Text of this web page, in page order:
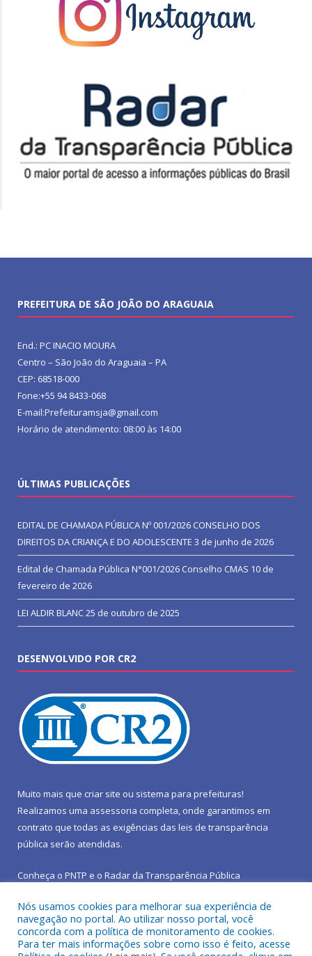
PREFEITURA DE SÃO JOÃO DO ARAGUAIA
End.: PC INACIO MOURA
Centro – São João do Araguaia – PA
CEP: 68518-000
Fone:+55 94 8433-068
E-mail:Prefeituramsja@gmail.com
Horário de atendimento: 08:00 às 14:00
ÚLTIMAS PUBLICAÇÕES
EDITAL DE CHAMADA PÚBLICA Nº 001/2026 CONSELHO DOS
DIREITOS DA CRIANÇA E DO ADOLESCENTE 3 de junho de 2026
Edital de Chamada Pública N°001/2026 Conselho CMAS 10 de
fevereiro de 2026
LEI ALDIR BLANC25 de outubro de 2025
DESENVOLVIDO POR CR2
Muito mais que criar site ou sistema para prefeituras!
Realizamos uma assessoria completa, onde garantimos em
contrato que todas as exigências das leis de transparência
pública serão atendidas.
Conheça o PNTP e o Radar da Transparência Pública
Todos os direitos reservados a Prefeitura Municipal de São João
Nós usamos cookies para melhorar sua experiência de
navegação no portal. Ao utilizar nosso portal, você
concorda com a política de monitoramento de cookies.
Para ter mais informações sobre como isso é feito, acesse